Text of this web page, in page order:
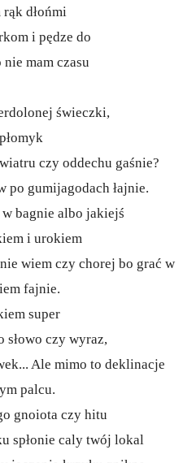
dłońmi
i pędze do
mam czasu
świeczki,
czy oddechu gaśnie?
po gumijagodach łajnie.
bagnie albo jakiejś
i urokiem
wiem czy chorej bo grać w
fajnie.
super
słowo czy wyraz,
Ale mimo to deklinacje
palcu.
gnoiota czy hitu
spłonie caly twój lokal